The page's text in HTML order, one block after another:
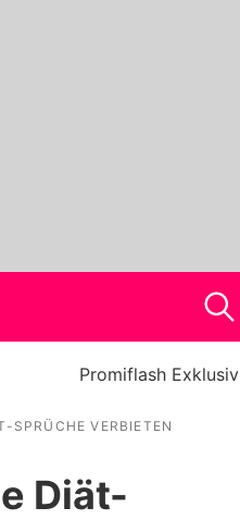
Promiflash Exklusiv
SPRÜCHE VERBIETEN
Diät-